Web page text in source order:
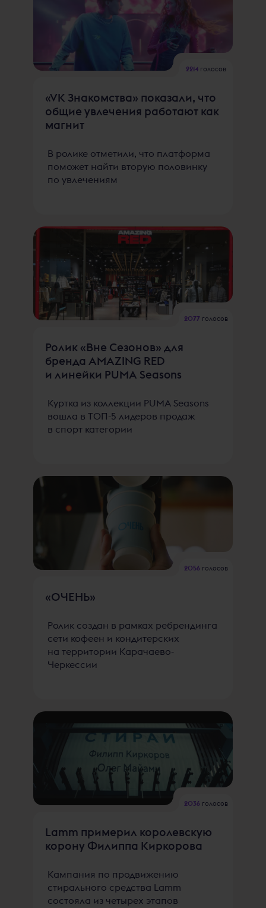
2214 голосов
«VK Знакомства» показали, что
общие увлечения работают как
магнит
В ролике отметили, что платформа
поможет найти вторую половинку
по увлечениям
2077 голосов
Ролик «Вне Сезонов» для
бренда AMAZING RED
и линейки PUMA Seasons
Куртка из коллекции PUMA Seasons
вошла в ТОП-5 лидеров продаж
в спорт категории
2056 голосов
«ОЧЕНЬ»
Ролик создан в рамках ребрендинга
сети кофеен и кондитерских
на территории Карачаево-
Черкессии
2036 голосов
Lamm примерил королевскую
корону Филиппа Киркорова
Кампания по продвижению
стирального средства Lamm
состояла из четырех этапов